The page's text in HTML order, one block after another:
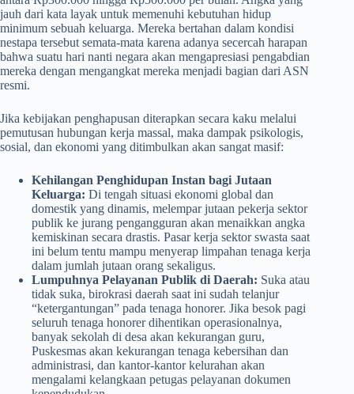
jauh dari kata layak untuk memenuhi kebutuhan hidup
minimum sebuah keluarga. Mereka bertahan dalam kondisi
nestapa tersebut semata-mata karena adanya secercah harapan
bahwa suatu hari nanti negara akan mengapresiasi pengabdian
mereka dengan mengangkat mereka menjadi bagian dari ASN
resmi.
Jika kebijakan penghapusan diterapkan secara kaku melalui
pemutusan hubungan kerja massal, maka dampak psikologis,
sosial, dan ekonomi yang ditimbulkan akan sangat masif:
Kehilangan Penghidupan Instan bagi Jutaan
Keluarga: Di tengah situasi ekonomi global dan
domestik yang dinamis, melempar jutaan pekerja sektor
publik ke jurang pengangguran akan menaikkan angka
kemiskinan secara drastis. Pasar kerja sektor swasta saat
ini belum tentu mampu menyerap limpahan tenaga kerja
dalam jumlah jutaan orang sekaligus.
Lumpuhnya Pelayanan Publik di Daerah: Suka atau
tidak suka, birokrasi daerah saat ini sudah telanjur
“ketergantungan” pada tenaga honorer. Jika besok pagi
seluruh tenaga honorer dihentikan operasionalnya,
banyak sekolah di desa akan kekurangan guru,
Puskesmas akan kekurangan tenaga kebersihan dan
administrasi, dan kantor-kantor kelurahan akan
mengalami kelangkaan petugas pelayanan dokumen